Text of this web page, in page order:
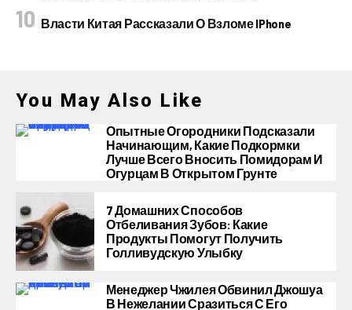
Власти Китая Рассказали О Взломе IPhone
You May Also Like
Опытные Огородники Подсказали
Начинающим, Какие Подкормки
Лучше Всего Вносить Помидорам И
Огурцам В Открытом Грунте
7 Домашних Способов
Отбеливания Зубов: Какие
Продукты Помогут Получить
Голливудскую Улыбку
Менеджер Чжилея Обвинил Джошуа
В Нежелании Сразиться С Его